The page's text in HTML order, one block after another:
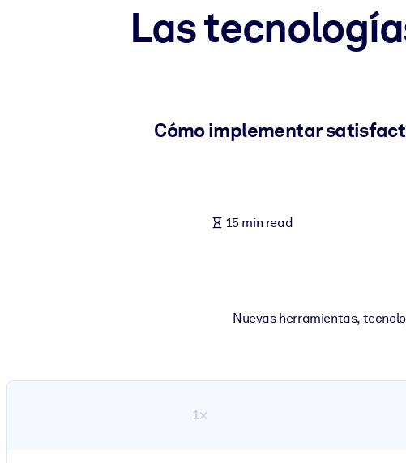
Enrich your corporate library with trusted, ready-to-use business knowledge.
Las
Cómo implementar
15 min read
Nuevas herramientas,
1×